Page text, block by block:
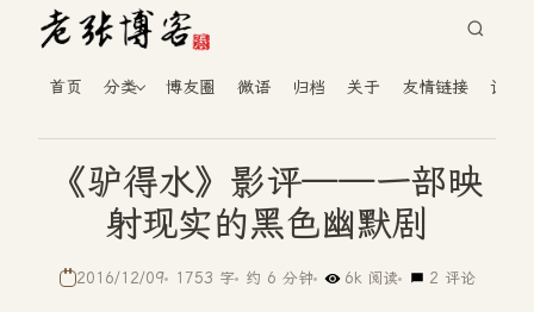
首页 分类 博友圈 微语 归档 关于 友情链接 读者
《驴得水》影评——一部映
射现实的黑色幽默剧
2016/12/09 1753 字 约 6 分钟 6k 阅读 2 评论